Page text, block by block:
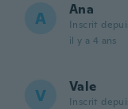
A Ana
Inscrit
il y a 4 ans
V Vale
Inscrit